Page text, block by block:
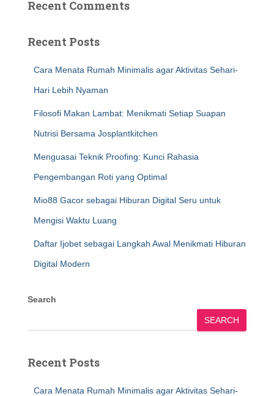
Recent Comments
Recent Posts
Cara Menata Rumah Minimalis agar Aktivitas Sehari-
Hari Lebih Nyaman
Filosofi Makan Lambat: Menikmati Setiap Suapan
Nutrisi Bersama Josplantkitchen
Menguasai Teknik Proofing: Kunci Rahasia
Pengembangan Roti yang Optimal
Mio88 Gacor sebagai Hiburan Digital Seru untuk
Mengisi Waktu Luang
Daftar Ijobet sebagai Langkah Awal Menikmati Hiburan
Digital Modern
Search
SEARCH
Recent Posts
Cara Menata Rumah Minimalis agar Aktivitas Sehari-